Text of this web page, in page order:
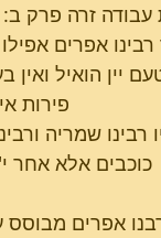
זרה פרק ב:
"שוב התיר רבינו
יין הואיל
פירות
ונחלקו עליו רבינו
כוכבים אלא אחר
אפרים מבוסס